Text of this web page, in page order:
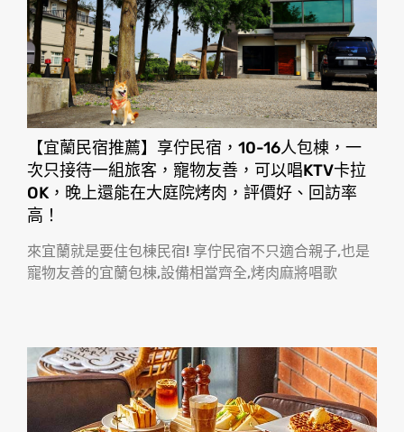
【宜蘭民宿推薦】享佇民宿，10-16人包棟，一
次只接待一組旅客，寵物友善，可以唱KTV卡拉
OK，晚上還能在大庭院烤肉，評價好、回訪率
高！
來宜蘭就是要住包棟民宿! 享佇民宿不只適合親子,也是
寵物友善的宜蘭包棟,設備相當齊全,烤肉麻將唱歌